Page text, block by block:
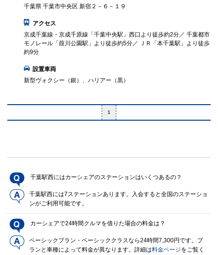
千葉県 千葉市中央区 新宿２－６－１９
アクセス
京成千葉線・京成千原線「千葉中央駅」西口より徒歩約2分／ 千葉都市
モノレール「葭川公園駅」より徒歩約5分／ ＪＲ「本千葉駅」より徒歩
約9分
設置車両
新型ヴォクシー（銀）、ハリアー（黒）
1
千葉駅西にはカーシェアのステーションはいくつあるの？
千葉駅西には7ステーションあります。入会すると全国のステーショ
ンがご利用可能です。
カーシェアで24時間クルマを借りた場合の料金は？
ベーシックプラン・ベーシッククラスなら24時間7,300円です。プ
ランと車種によって料金が異なります。詳細は料金ページをご覧く